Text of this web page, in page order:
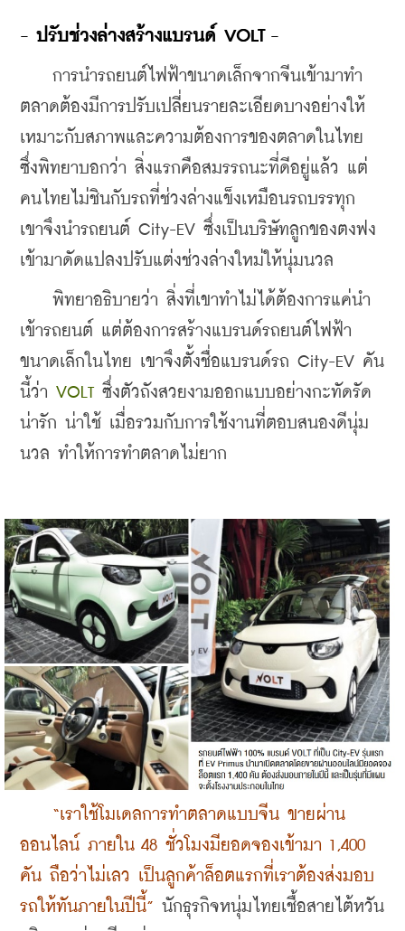
- ปรับช่วงล่างสร้างแบรนด์ VOLT -
การนำรถยนต์ไฟฟ้าขนาดเล็กจากจีนเข้ามาทำ
ตลาดต้องมีการปรับเปลี่ยนรายละเอียดบางอย่างให้
เหมาะกับสภาพและความต้องการของตลาดในไทย
ซึ่งพิทยาบอกว่า สิ่งแรกคือสมรรถนะที่ดีอยู่แล้ว แต่
คนไทยไม่ชินกับรถที่ช่วงล่างแข็งเหมือนรถบรรทุก
เขาจึงนำรถยนต์ City-EV ซึ่งเป็นบริษัทลูกของตงฟง
เข้ามาดัดแปลงปรับแต่งช่วงล่างใหม่ให้นุ่มนวล
พิทยาอธิบายว่า สิ่งที่เขาทำไม่ได้ต้องการแค่นำ
เข้ารถยนต์ แต่ต้องการสร้างแบรนด์รถยนต์ไฟฟ้า
ขนาดเล็กในไทย เขาจึงตั้งชื่อแบรนด์รถ City-EV คัน
นี้ว่า VOLT ซึ่งตัวถังสวยงามออกแบบอย่างกะทัดรัด
น่ารัก น่าใช้ เมื่อรวมกับการใช้งานที่ตอบสนองดีนุ่ม
นวล ทำให้การทำตลาดไม่ยาก
“เราใช้โมเดลการทำตลาดแบบจีน ขายผ่าน
ออนไลน์ ภายใน 48 ชั่วโมงมียอดจองเข้ามา 1,400
คัน ถือว่าไม่เลว เป็นลูกค้าล็อตแรกที่เราต้องส่งมอบ
รถให้ทันภายในปีนี้” นักธุรกิจหนุ่มไทยเชื้อสายไต้หวัน